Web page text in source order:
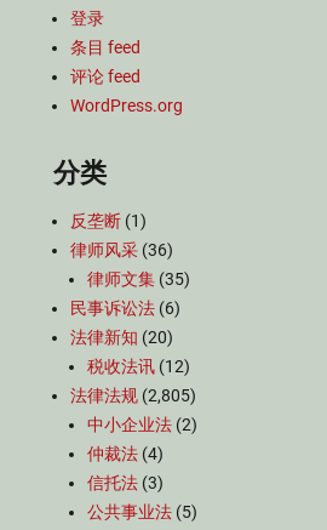
登录
条目 feed
评论 feed
WordPress.org
分类
反垄断 (1)
律师风采 (36)
律师文集 (35)
民事诉讼法 (6)
法律新知 (20)
税收法讯 (12)
法律法规 (2,805)
中小企业法 (2)
仲裁法 (4)
信托法 (3)
公共事业法 (5)